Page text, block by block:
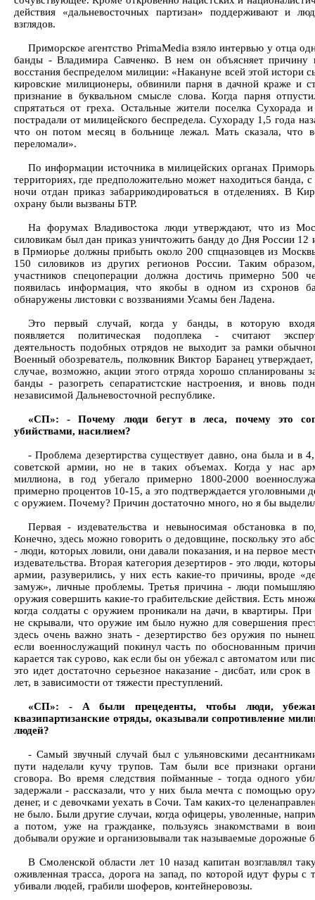
действия «дальневосточных партизан» поддерживают и
взглядов.
Приморское агентство PrimaMedia взяло интервью у отца
банды - Владимира Савченко. В нем он объясняет причину
восстания беспределом милиции: «Накануне всей этой истори
кировские милиционеры, обвинили парня в дачной краже и
признание в буквальном смысле слова. Когда парня
спрятаться от греха. Остальные жители поселка Сухорада
пострадали от милицейского беспредела. Сухораду 1,5 года
что он потом месяц в больнице лежал. Мать сказала, что
переломали».
По информации источника в милицейских органах
территориях, где предположительно может находиться банда,
ночи отдан приказ забаррикодироваться в отделениях. В
охрану были вызваны БТР.
На форумах Владивостока люди утверждают, что из
силовикам был дан приказ уничтожить банду до Дня России
в Прмиорье должны прибыть около 200 спцназовцев из
150 силовиков из других регионов России. Таким
участников спецоперации должна достичь примерно 500
появилась информация, что якобы в одном из схронов
обнаружены листовки с воззваниями Усамы бен Ладена.
Это первый случай, когда у банды, в которую
появляется политическая подоплека - считают
деятельность подобных отрядов не выходит за рамки
Военный обозреватель, полковник Виктор Баранец
случае, возможно, акции этого отряда хорошо спланированы
банды - разогреть сепаратистские настроения, и вновь
независимой Дальневосточной республике.
«СП»: - Почему люди бегут в леса, почему это
убийствами, насилием?
- Проблема дезертирства существует давно, она была и в
советской армии, но не в таких объемах. Когда у нас
миллиона, в год убегало примерно 1800-2000
примерно процентов 10-15, а это подтверждается уголовными
с оружием. Почему? Причин достаточно много, но я бы
Первая - издевательства и невыносимая обстановка в
Конечно, здесь можно говорить о дедовщине, поскольку это
- люди, которых ловили, они давали показания, и на первое
издевательства. Вторая категория дезертиров - это люди,
армии, разуверились, у них есть какие-то причины, вроде
замуж», личные проблемы. Третья причина - люди
оружия совершить какие-то грабительские действия. Есть
когда солдаты с оружием проникали на дачи, в квартиры. При
не скрывали, что оружие им было нужно для совершения
здесь очень важно знать - дезертирство без оружия по
если военнослужащий покинул часть по обоснованным
карается так сурово, как если бы он убежал с автоматом или
это идет достаточно серьезное наказание - дисбат, или срок
лет, в зависимости от тяжести преступлений.
«СП»: - А были прецеденты, чтобы люди,
квазипартизанские отряды, оказывали сопротивление
людей?
- Самый звучный случай был с ульяновскими
пути наделали кучу трупов. Там были все признаки
сговора. Во время следствия пойманные - тогда одного
задержали - рассказали, что у них была мечта с помощью
денег, и с девочками уехать в Сочи. Там каких-то
не было. Были другие случаи, когда офицеры, уволенные,
а потом, уже на гражданке, пользуясь знакомствами в
добывали оружие и организовывали так называемые дорожные
В Смоленской области лет 10 назад капитан возглавлял
оживленная трасса, дорога на запад, по которой идут фуры с
убивали людей, грабили шоферов, контейнеровозы.